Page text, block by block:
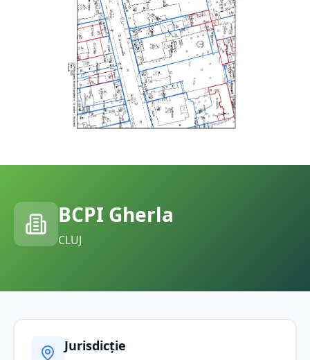
BCPI Gherla
CLUJ
Jurisdicție